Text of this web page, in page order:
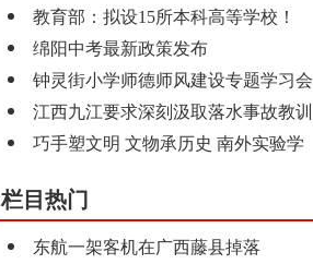
教育部：拟设15所本科高等学校！
绵阳中考最新政策发布
钟灵街小学师德师风建设专题学习会
江西九江要求深刻汲取落水事故教训
巧手塑文明 文物承历史 南外实验学
栏目热门
东航一架客机在广西藤县掉落